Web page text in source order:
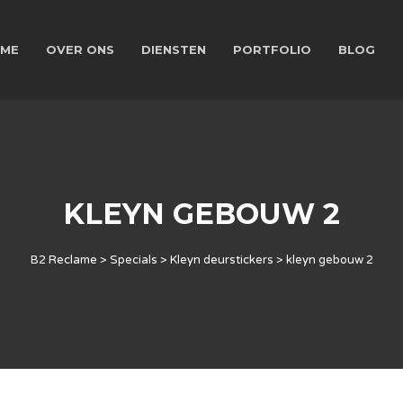
OVER ONS DIENSTEN PORTFOLIO BLOG
KLEYN GEBOUW 2
B2 Reclame > Specials > Kleyn deurstickers > kleyn gebouw 2